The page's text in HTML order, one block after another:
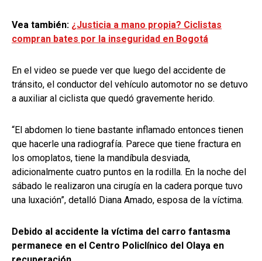
Vea también: ¿Justicia a mano propia? Ciclistas
compran bates por la inseguridad en Bogotá
En el video se puede ver que luego del accidente de
tránsito, el conductor del vehículo automotor no se detuvo
a auxiliar al ciclista que quedó gravemente herido.
“El abdomen lo tiene bastante inflamado entonces tienen
que hacerle una radiografía. Parece que tiene fractura en
los omoplatos, tiene la mandíbula desviada,
adicionalmente cuatro puntos en la rodilla. En la noche del
sábado le realizaron una cirugía en la cadera porque tuvo
una luxación”, detalló Diana Amado, esposa de la víctima.
Debido al accidente la víctima del carro fantasma
permanece en el Centro Policlínico del Olaya en